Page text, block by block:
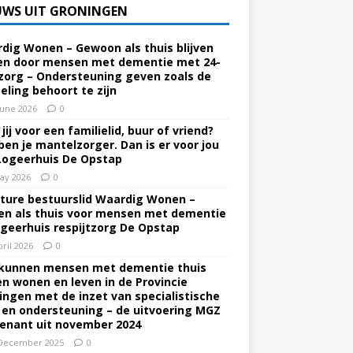
UIT GRONINGEN
Wonen – Gewoon als thuis blijven
door mensen met dementie met 24-
– Ondersteuning geven zoals de
behoort te zijn
2026 0
jij voor een familielid, buur of vriend?
je mantelzorger. Dan is er voor jou
De Opstap
2026 0
bestuurslid Waardig Wonen –
als thuis voor mensen met dementie
respijtzorg De Opstap
2026 0
mensen met dementie thuis
wonen en leven in de Provincie
met de inzet van specialistische
ondersteuning – de uitvoering MGZ
uit november 2024
2025 0